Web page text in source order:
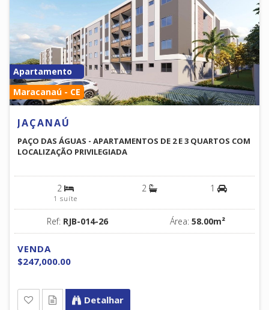
Apartamento
Maracanaú - CE
JAÇANAÚ
PAÇO DAS ÁGUAS - APARTAMENTOS DE 2 E 3 QUARTOS COM
LOCALIZAÇÃO PRIVILEGIADA
2
1 suíte
2 1
Ref: RJB-014-26 Área: 58.00m²
VENDA
$247,000.00
Detalhar